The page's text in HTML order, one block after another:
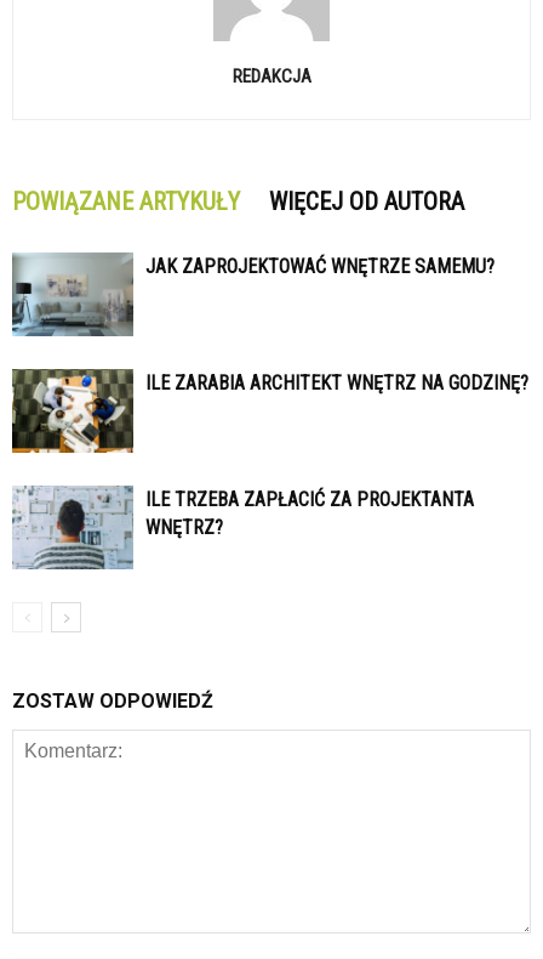
REDAKCJA
POWIĄZANE ARTYKUŁY WIĘCEJ OD AUTORA
JAK ZAPROJEKTOWAĆ WNĘTRZE SAMEMU?
ILE ZARABIA ARCHITEKT WNĘTRZ NA GODZINĘ?
ILE TRZEBA ZAPŁACIĆ ZA PROJEKTANTA
WNĘTRZ?
ZOSTAW ODPOWIEDŹ